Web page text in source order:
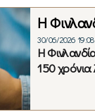
Η
30/06/2026 19:08
Η
150 χρόνια